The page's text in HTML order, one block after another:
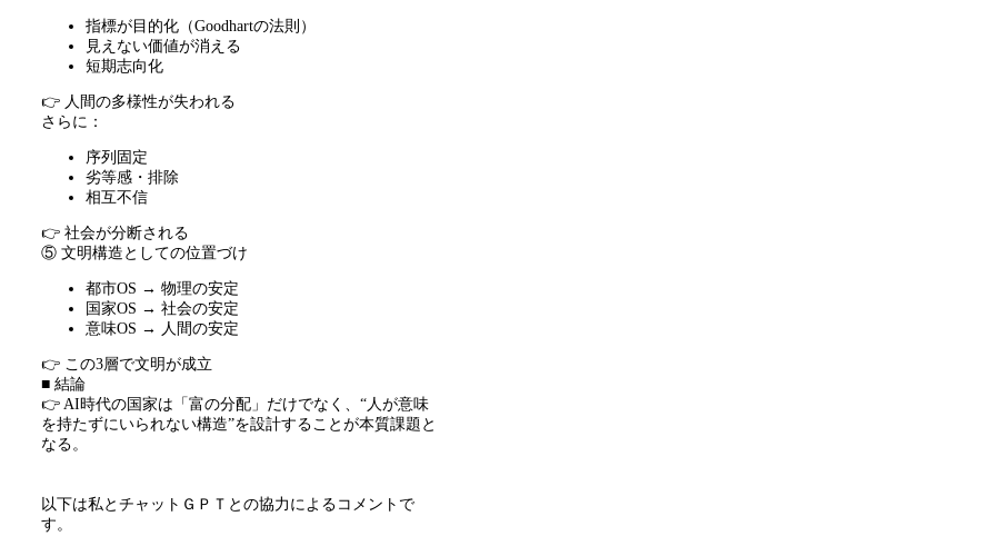
指標が目的化（Goodhartの法則）
見えない価値が消える
短期志向化
👉 人間の多様性が失われる
さらに：
序列固定
劣等感・排除
相互不信
👉 社会が分断される
⑤ 文明構造としての位置づけ
都市OS → 物理の安定
国家OS → 社会の安定
意味OS → 人間の安定
👉 この3層で文明が成立
■ 結論
👉 AI時代の国家は「富の分配」だけでなく、 “人が意味
を持たずにいられない構造”を設計することが本質課題と
なる。
以下は私とチャットＧＰＴとの協力によるコメントで
す。